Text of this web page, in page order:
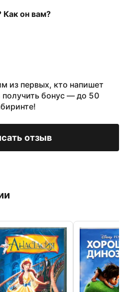
Как он вам?
из первых, кто напишет
получить бонус — до 50
отзыв